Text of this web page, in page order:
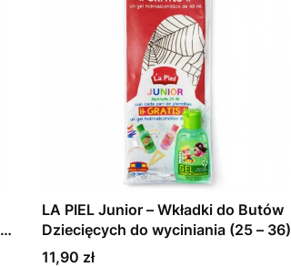
LA PIEL Junior – Wkładki do Butów
Dziecięcych do wyciniania (25 – 36)
Cena
11,90 zł